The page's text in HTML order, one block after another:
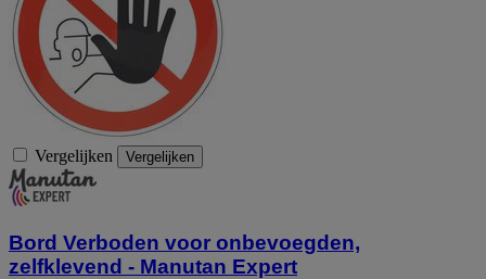
Vergelijken Vergelijken
Bord Verboden voor onbevoegden,
zelfklevend - Manutan Expert